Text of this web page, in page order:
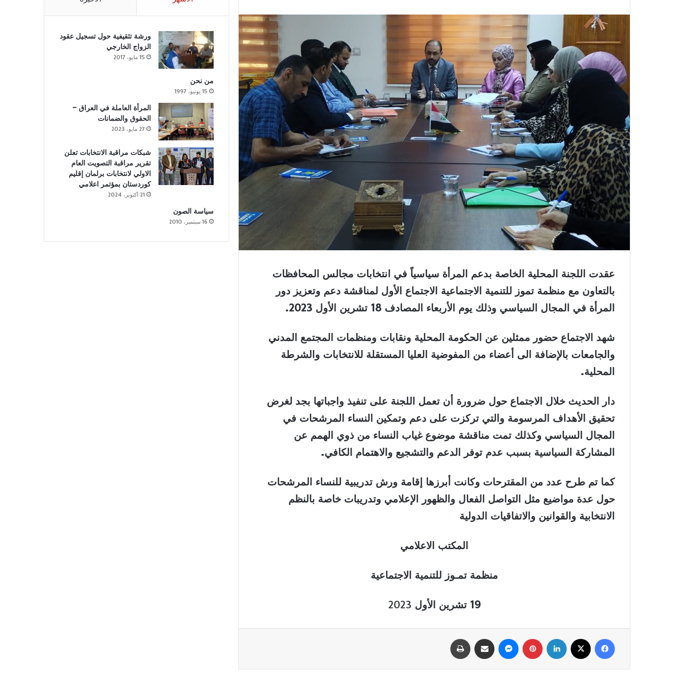
عقدت اللجنة المحلية الخاصة بدعم المرأة سياسياً في انتخابات مجالس المحافظات
بالتعاون مع منظمة تموز للتنمية الاجتماعية الاجتماع الأول لمناقشة دعم وتعزيز دور
المرأة في المجال السياسي وذلك يوم الأربعاء المصادف 18 تشرين الأول 2023.
شهد الاجتماع حضور ممثلين عن الحكومة المحلية ونقابات ومنظمات المجتمع المدني
والجامعات بالإضافة الى أعضاء من المفوضية العليا المستقلة للانتخابات والشرطة
المحلية.
دار الحديث خلال الاجتماع حول ضرورة أن تعمل اللجنة على تنفيذ واجباتها بجد لغرض
تحقيق الأهداف المرسومة والتي تركزت على دعم وتمكين النساء المرشحات في
المجال السياسي وكذلك تمت مناقشة موضوع غياب النساء من ذوي الهمم عن
المشاركة السياسية بسبب عدم توفر الدعم والتشجيع والاهتمام الكافي.
كما تم طرح عدد من المقترحات وكانت أبرزها إقامة ورش تدريبية للنساء المرشحات
حول عدة مواضيع مثل التواصل الفعال والظهور الإعلامي وتدريبات خاصة بالنظم
الانتخابية والقوانين والاتفاقيات الدولية
المكتب الاعلامي
منظمة تمـوز للتنمية الاجتماعية
19 تشرين الأول
فيسبوك لينكدإن بينتيريست ماسنجر مشاركة عبر البريد
ورشة تثقيفية حول تسجيل عقود
الزواج الخارجي
15 مايو، 2017
من نحن
15 يونيو، 1997
المرأة العاملة في العراق –
الحقوق والضمانات
27 مايو، 2023
شبكات مراقبة الانتخابات تعلن
تقرير مراقبة التصويت العام
الاولي لانتخابات برلمان إقليم
كوردستان بمؤتمر اعلامي
21 أكتوبر، 2024
سياسة الصون
16 سبتمبر، 2010